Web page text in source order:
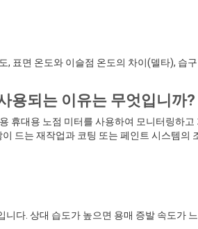
, 표면 온도와 이슬점 온도의 차이(델타), 습
용되는 이유는 무엇입니까?
휴대용 노점 미터를 사용하여 모니터링하
드는 재작업과 코팅 또는 페인트 시스템의
다. 상대 습도가 높으면 용매 증발 속도가